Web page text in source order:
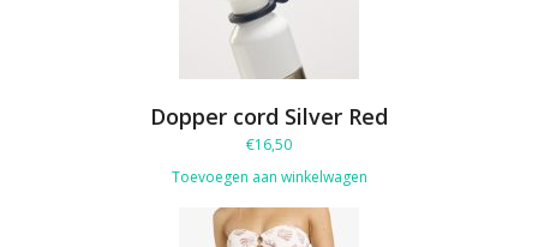
Dopper cord Silver Red
€16,50
Toevoegen aan winkelwagen